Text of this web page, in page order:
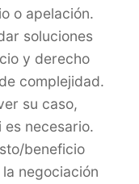
o apelación.
soluciones
y derecho
complejidad.
su caso,
es necesario.
beneficio
negociación